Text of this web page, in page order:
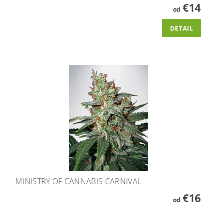
od€14
DETAIL
MINISTRY OF CANNABIS CARNIVAL
od€16